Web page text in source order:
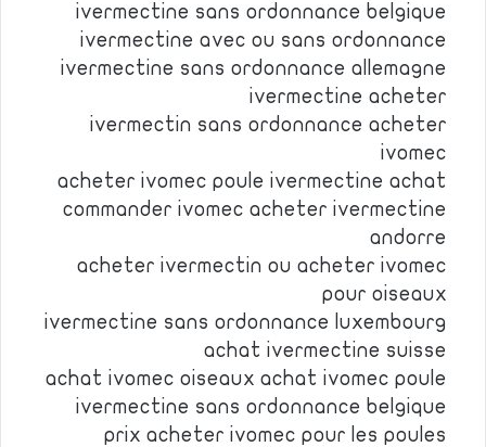
ivermectine sans ordonnance belgique
ivermectine avec ou sans ordonnance
ivermectine sans ordonnance allemagne
ivermectine acheter
ivermectin sans ordonnance acheter
ivomec
acheter ivomec poule ivermectine achat
commander ivomec acheter ivermectine
andorre
acheter ivermectin ou acheter ivomec
pour oiseaux
ivermectine sans ordonnance luxembourg
achat ivermectine suisse
achat ivomec oiseaux achat ivomec poule
ivermectine sans ordonnance belgique
prix acheter ivomec pour les poules